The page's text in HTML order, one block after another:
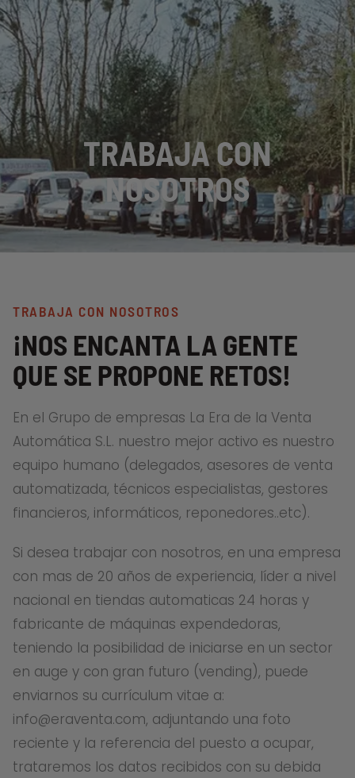
TRABAJA CON
NOSOTROS
TRABAJA CON NOSOTROS
¡NOS ENCANTA LA GENTE
QUE SE PROPONE RETOS!
En el Grupo de empresas La Era de la Venta
Automática S.L. nuestro mejor activo es nuestro
equipo humano (delegados, asesores de venta
automatizada, técnicos especialistas, gestores
financieros, informáticos, reponedores..etc).
Si desea trabajar con nosotros, en una empresa
con mas de 20 años de experiencia, líder a nivel
nacional en tiendas automaticas 24 horas y
fabricante de máquinas expendedoras,
teniendo la posibilidad de iniciarse en un sector
en auge y con gran futuro (vending), puede
enviarnos su currículum vitae a:
info@eraventa.com, adjuntando una foto
reciente y la referencia del puesto a ocupar,
trataremos los datos recibidos con su debida